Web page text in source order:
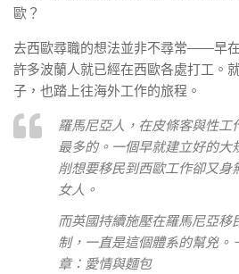
歐？
去西歐尋職的想法並非不尋常——早在
許多波蘭人就已經在西歐各處打工。
子，也踏上往海外工作的旅程。
羅馬尼亞人，在皮條客與性工
最多的。一個早就建立好的大
削想要移民到西歐工作卻又身
女人。
而英國持續施壓在羅馬尼亞移
制，一直是這個體系的幫兇。
章：愛情與麵包